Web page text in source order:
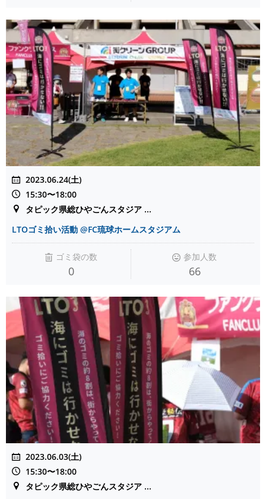
2023.06.24(土)
15:30〜18:00
タピック県総ひやごんスタジア ...
LTOゴミ拾い活動 @FC琉球ホームスタジアム
ゴミ袋の数
0
参加人数
66
2023.06.03(土)
15:30〜18:00
タピック県総ひやごんスタジア ...